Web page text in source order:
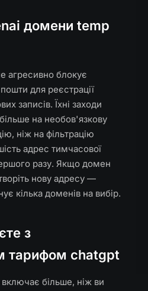
домени temp
агресивно блокує
для реєстрації
записів. Їхні заходи
на необов'язкову
ніж на фільтрацію
адрес тимчасової
разу. Якщо домен
нову адресу —
кілька доменів на вибір.
з
тарифом chatgpt
більше, ніж ви